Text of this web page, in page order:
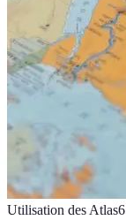
Utilisation des Atlas6